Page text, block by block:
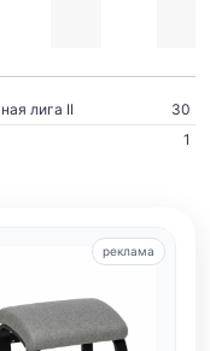
лига II
30
1
реклама